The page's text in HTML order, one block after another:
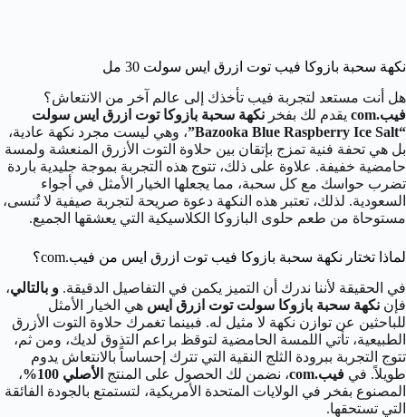
نكهة سحبة بازوكا فيب توت ازرق ايس سولت 30 مل
هل أنت مستعد لتجربة فيب تأخذك إلى عالم آخر من الانتعاش؟
فيب.com
يقدم لك بفخر نكهة سحبة بازوكا توت ازرق ايس سولت
“Bazooka Blue Raspberry Ice Salt”
، وهي ليست مجرد نكهة عادية،
بل هي تحفة فنية تمزج بإتقان بين حلاوة التوت الأزرق المنعشة ولمسة
حامضية خفيفة. علاوة على ذلك، تتوج هذه التجربة بموجة جليدية باردة
تضرب حواسك مع كل سحبة، مما يجعلها الخيار الأمثل في أجواء
السعودية. لذلك، تعتبر هذه النكهة دعوة صريحة لتجربة صيفية لا تُنسى،
مستوحاة من طعم حلوى البازوكا الكلاسيكية التي يعشقها الجميع.
لماذا تختار نكهة سحبة بازوكا فيب توت ازرق ايس من فيب.com؟
في الحقيقة لأننا ندرك أن التميز يكمن في التفاصيل الدقيقة. و بالتالي،
فإن نكهة سحبة بازوكا سولت توت ازرق ايس هي الخيار الأمثل
للباحثين عن توازن نكهة لا مثيل له. فبينما تغمرك حلاوة التوت الأزرق
الطبيعية، تأتي اللمسة الحامضية لتوقظ براعم التذوق لديك، ومن ثم،
تتوج التجربة ببرودة الثلج النقية التي تترك إحساساً بالانتعاش يدوم
طويلاً. في فيب.com ، نضمن لك الحصول على المنتج الأصلي 100%
،
المصنوع بفخر في الولايات المتحدة الأمريكية، لتستمتع بالجودة الفائقة
التي تستحقها.